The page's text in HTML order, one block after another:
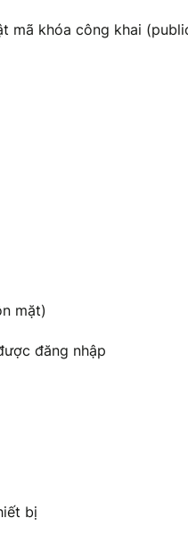
mã khóa công khai
mặt)
đăng nhập
bị